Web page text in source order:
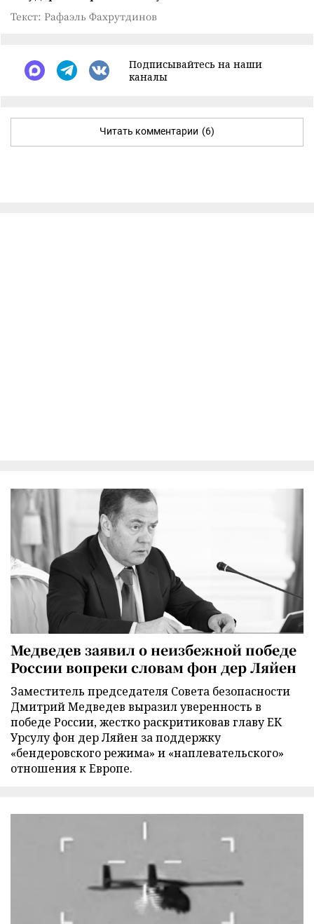
Текст: Рафаэль Фахрутдинов
Подписывайтесь на наши
каналы
Читать комментарии (6)
Медведев заявил о неизбежной победе
России вопреки словам фон дер Ляйен
Заместитель председателя Совета безопасности
Дмитрий Медведев выразил уверенность в
победе России, жестко раскритиковав главу ЕК
Урсулу фон дер Ляйен за поддержку
«бендеровского режима» и «наплевательского»
отношения к Европе.